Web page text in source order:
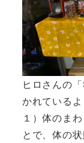
ヒロさんの「
かれている
１）体のま
とで、体の状